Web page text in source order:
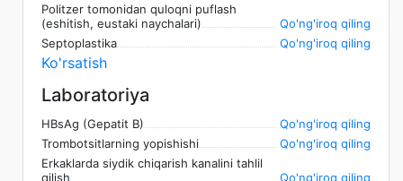
Politzer tomonidan quloqni puflash
(eshitish, eustaki naychalari)
Qo'ng'iroq qiling
Septoplastika
Qo'ng'iroq qiling
Ko'rsatish
Laboratoriya
HBsAg (Gepatit B)
Qo'ng'iroq qiling
Trombotsitlarning yopishishi
Qo'ng'iroq qiling
Erkaklarda siydik chiqarish kanalini tahlil
qilish
Qo'ng'iroq qiling